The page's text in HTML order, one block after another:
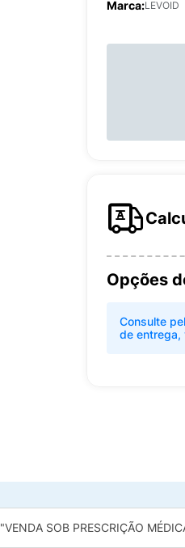
Marca:LEVOID
Opções
Consulte
de entrega,
"VENDA SOB PRESCRIÇÃO